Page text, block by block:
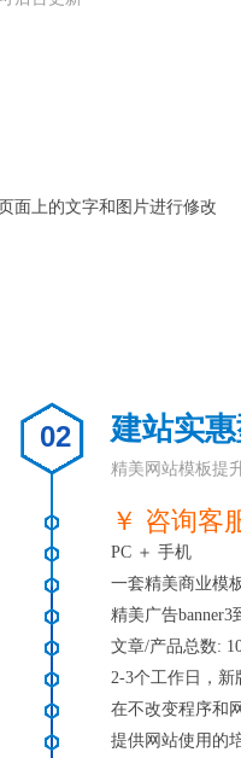
面上的文字和图片进行修改
02 建站实
精美网站模板提
￥ 咨询客
PC ＋ 手机
一套精美商业模
精美广告banner3
文章/产品总数:
2-3个工作日，
在不改变程序和
提供网站使用的